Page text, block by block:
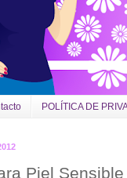
POLÍTICA DE
Piel